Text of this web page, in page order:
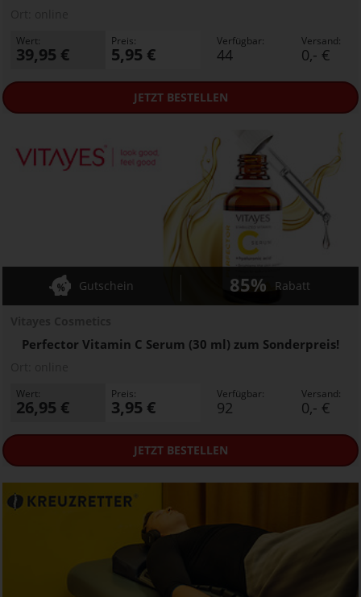
Wert:
39,95 €
Preis:
5,95 €
Verfügbar:
44
Versand:
0,- €
JETZTBESTELLEN
Perfector Vitamin C Serum (30 ml) zum Sonderpreis!
Gutschein 85% Rabatt
Wert:
26,95 €
Preis:
3,95 €
Verfügbar:
92
Versand:
0,- €
JETZTBESTELLEN